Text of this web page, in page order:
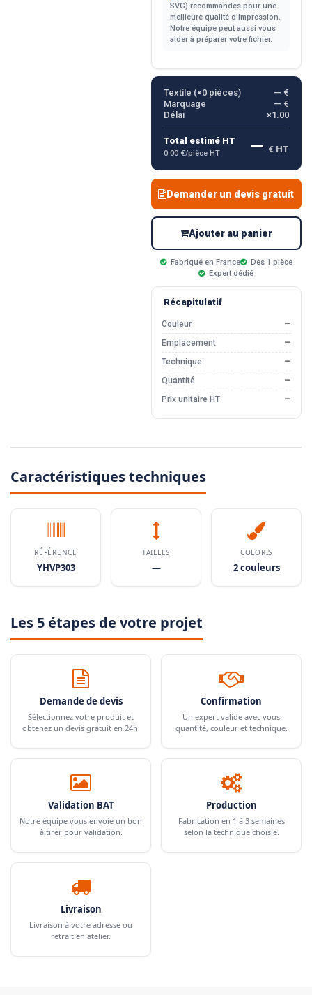
SVG) recommandés pour une
meilleure qualité d'impression.
Notre équipe peut aussi vous
aider à préparer votre fichier.
Textile (×0pièces)
— €
Marquage
— €
Délai
×1.00
Total estimé HT
0.00 €/pièce HT — € HT
Demander un devis gratuit
Ajouter au panier
Fabriqué en France
Dès 1 pièce
Expert dédié
Récapitulatif
Couleur
—
Emplacement
—
Technique
—
Quantité
—
Prix unitaire HT
—
Caractéristiques techniques
RÉFÉRENCE
YHVP303
TAILLES
—
COLORIS
2 couleurs
Les 5 étapes de votre projet
Demande de devis
Sélectionnez votre produit et
obtenez un devis gratuit en 24h.
Confirmation
Un expert valide avec vous
quantité, couleur et technique.
Validation BAT
Notre équipe vous envoie un bon
à tirer pour validation.
Production
Fabrication en 1 à 3 semaines
selon la technique choisie.
Livraison
Livraison à votre adresse ou
retrait en atelier.